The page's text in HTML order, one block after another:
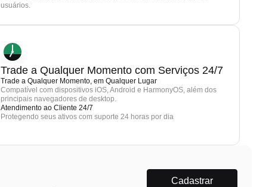
usuários.
Trade a Qualquer Momento com Serviços 24/7
Trade a Qualquer Momento, em Qualquer Lugar
Compatível com dispositivos iOS, Android e HarmonyOS, além dos
principais navegadores de desktop.
Atendimento ao Cliente 24/7
Protegendo seus ativos com suporte 24 horas por dia
Cadastrar